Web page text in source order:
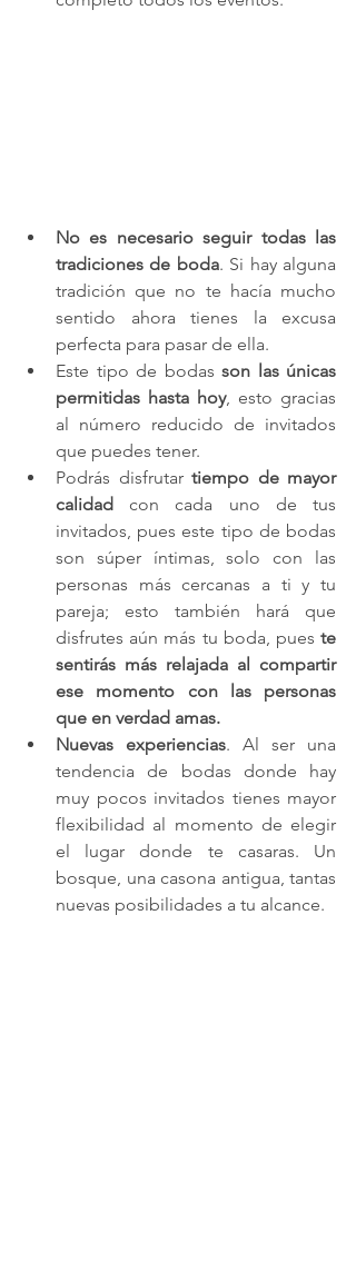
No es necesario seguir todas las
tradiciones de boda. Si hay alguna
tradición que no te hacía mucho
sentido ahora tienes la excusa
perfecta para pasar de ella.
Este tipo de bodas son las únicas
permitidas hasta hoy, esto gracias
al número reducido de invitados
que puedes tener.
Podrás disfrutar tiempo de mayor
calidad
con cada uno de tus
invitados, pues este tipo de bodas
son súper íntimas, solo con las
personas más cercanas a ti y tu
pareja; esto también hará que
disfrutes aún más tu boda, pues te
sentirás más relajada al compartir
ese momento con las personas
que en verdad amas.
Nuevas experiencias. Al ser una
tendencia de bodas donde hay
muy pocos invitados tienes mayor
flexibilidad al momento de elegir
el lugar donde te casaras. Un
bosque, una casona antigua, tantas
nuevas posibilidades a tu alcance.